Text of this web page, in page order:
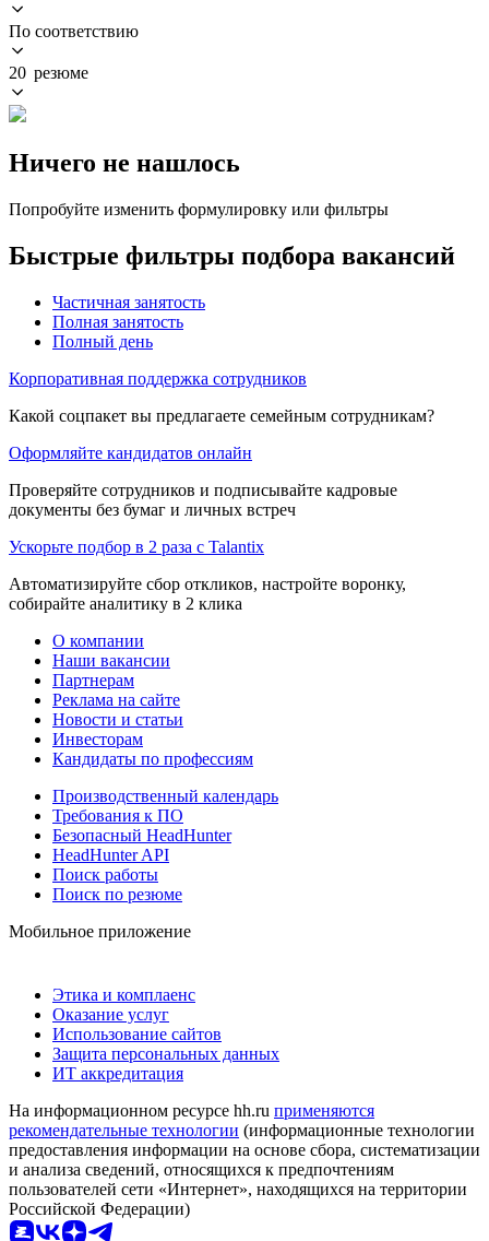
По соответствию
20 резюме
Ничего не нашлось
Попробуйте изменить формулировку или фильтры
Быстрые фильтры подбора вакансий
Частичная занятость
Полная занятость
Полный день
Корпоративная поддержка сотрудников
Какой соцпакет вы предлагаете семейным сотрудникам?
Оформляйте кандидатов онлайн
Проверяйте сотрудников и подписывайте кадровые
документы без бумаг и личных встреч
Ускорьте подбор в 2 раза с Talantix
Автоматизируйте сбор откликов, настройте воронку,
собирайте аналитику в 2 клика
О компании
Наши вакансии
Партнерам
Реклама на сайте
Новости и статьи
Инвесторам
Кандидаты по профессиям
Производственный календарь
Требования к ПО
Безопасный HeadHunter
HeadHunter API
Поиск работы
Поиск по резюме
Мобильное приложение
Этика и комплаенс
Оказание услуг
Использование сайтов
Защита персональных данных
ИТ аккредитация
На информационном ресурсе hh.ru применяются
рекомендательные технологии (информационные технологии
предоставления информации на основе сбора, систематизации
и анализа сведений, относящихся к предпочтениям
пользователей сети «Интернет», находящихся на территории
Российской Федерации)